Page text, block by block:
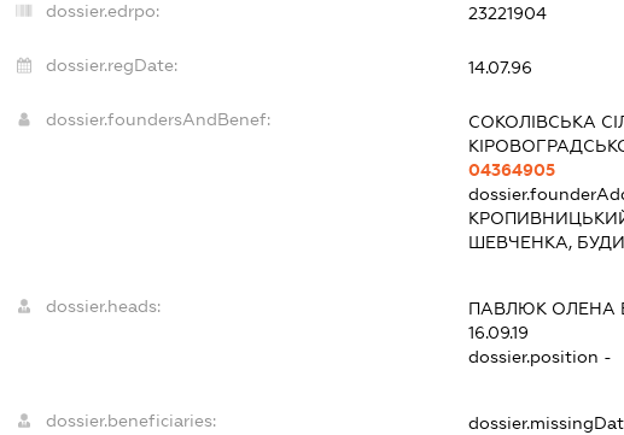
dossier.edrpo: 23221904
dossier.regDate: 14.07.96
dossier.foundersAndBenef:
СОКОЛІВСЬКА
04364905
ШЕВЧЕНКА,
dossier.heads: ПАВЛЮК ОЛЕНА
16.09.19
dossier.position -
dossier.beneficiaries: